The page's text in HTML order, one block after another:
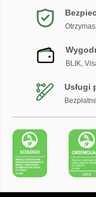
BLIK,
Usługi